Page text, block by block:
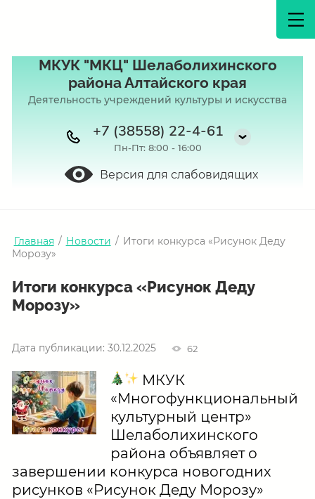
МКУК "МКЦ" Шелаболихинского
района Алтайского края
Деятельность учреждений культуры и искусства
Пн-Пт: 8:00 - 16:00
+7 (38558) 22-4-61
Версия для слабовидящих
Главная / Новости / Итоги конкурса «Рисунок Деду
Морозу»
Итоги конкурса «Рисунок Деду
Морозу»
Дата публикации: 30.12.2025 62
МКУК
«Многофункциональный
культурный центр»
Шелаболихинского
района объявляет о
завершении конкурса новогодних
рисунков «Рисунок Деду Морозу»